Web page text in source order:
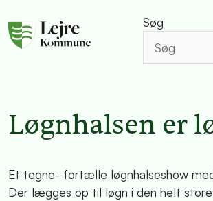
Søg
Løgnhalsen er
Et tegne- fortælle løgnhalseshow
Der lægges op til løgn i den helt